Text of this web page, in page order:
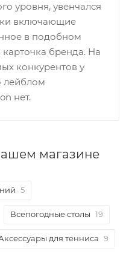
уровня, увенчался
включающие
в подобном
бренда. На
конкурентов у
лейблом
нет.
магазине
5
Всепогодные столы 19
для тенниса 9